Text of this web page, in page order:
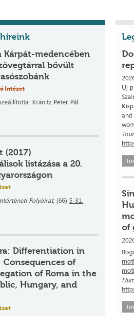
Kárpát-medencében
bővült
Intézet
Kránitz Péter Pál
(2017)
listázása a 20.
Folyóirat, (66) 5-31.
Differentiation in
of
of Roma in the
Hungary, and
Új
of